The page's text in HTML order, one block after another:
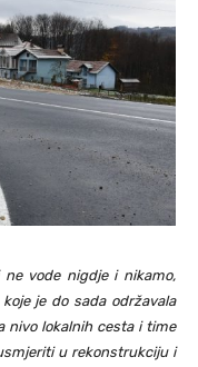
ne vode nigdje i nikamo,
je do sada održavala
nivo lokalnih cesta i time
u rekonstrukciju i